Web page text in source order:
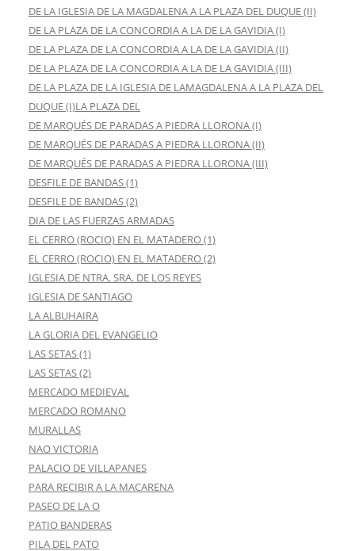
DE LA IGLESIA DE LA MAGDALENA A LA PLAZA DEL DUQUE (II)
DE LA PLAZA DE LA CONCORDIA A LA DE LA GAVIDIA (I)
DE LA PLAZA DE LA CONCORDIA A LA DE LA GAVIDIA (II)
DE LA PLAZA DE LA CONCORDIA A LA DE LA GAVIDIA (III)
DE LA PLAZA DE LA IGLESIA DE LAMAGDALENA A LA PLAZA DEL
DUQUE (I)LA PLAZA DEL
DE MARQUÉS DE PARADAS A PIEDRA LLORONA (I)
DE MARQUÉS DE PARADAS A PIEDRA LLORONA (II)
DE MARQUÉS DE PARADAS A PIEDRA LLORONA (III)
DESFILE DE BANDAS (1)
DESFILE DE BANDAS (2)
DIA DE LAS FUERZAS ARMADAS
EL CERRO (ROCIO) EN EL MATADERO (1)
EL CERRO (ROCIO) EN EL MATADERO (2)
IGLESIA DE NTRA. SRA. DE LOS REYES
IGLESIA DE SANTIAGO
LA ALBUHAIRA
LA GLORIA DEL EVANGELIO
LAS SETAS (1)
LAS SETAS (2)
MERCADO MEDIEVAL
MERCADO ROMANO
MURALLAS
NAO VICTORIA
PALACIO DE VILLAPANES
PARA RECIBIR A LA MACARENA
PASEO DE LA O
PATIO BANDERAS
PILA DEL PATO